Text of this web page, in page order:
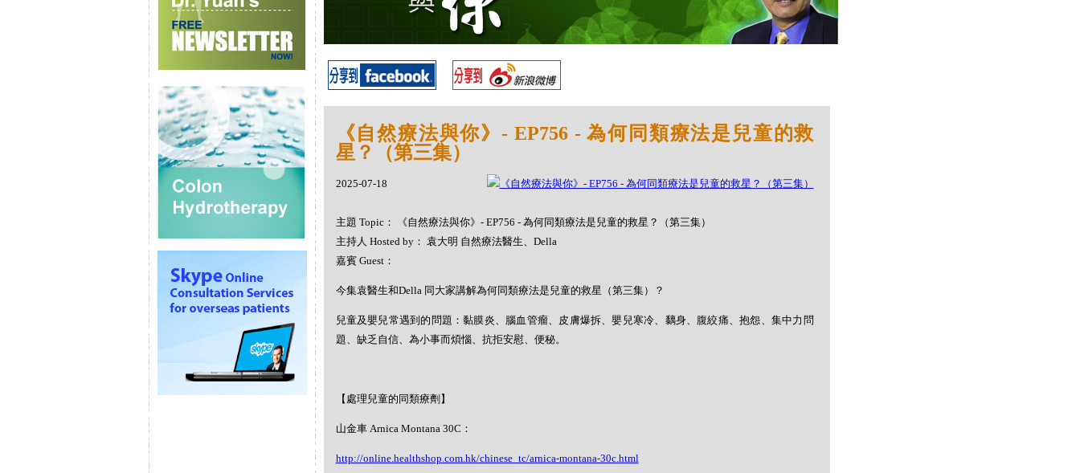
《自然療法與你》- EP756 - 為何同類療法是兒童的救
星？（第三集）
2025-07-18
主題 Topic： 《自然療法與你》- EP756 - 為何同類療法是兒童的救星？（第三集）
主持人 Hosted by： 袁大明 自然療法醫生、Della
嘉賓 Guest：
今集袁醫生和Della 同大家講解為何同類療法是兒童的救星（第三集）？
兒童及嬰兒常遇到的問題：黏膜炎、腦血管瘤、皮膚爆拆、嬰兒寒冷、黐身、腹絞痛、抱怨、集中力問
題、缺乏自信、為小事而煩惱、抗拒安慰、便秘。
【處理兒童的同類療劑】
山金車 Arnica Montana 30C：
http://online.healthshop.com.hk/chinese_tc/arnica-montana-30c.html